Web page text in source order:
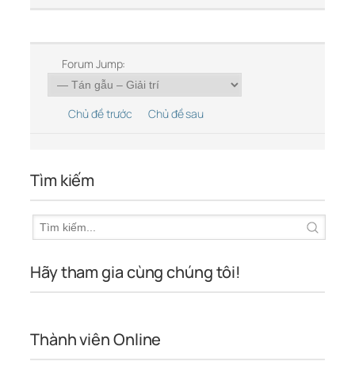
Forum Jump:
Chủ đề trước Chủ đề sau
Tìm kiếm
Hãy tham gia cùng chúng tôi!
Thành viên Online